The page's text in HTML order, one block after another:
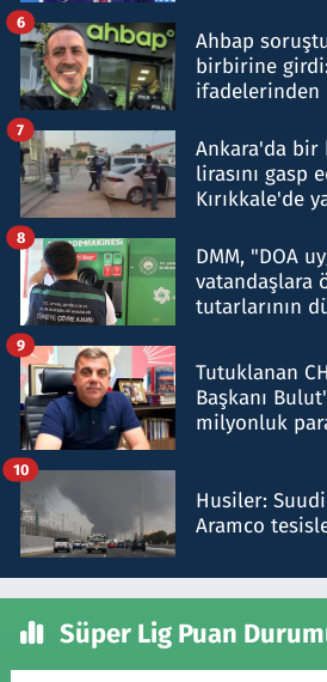
Ahbap
birbirine
ifadelerinden
6
Ankara'da
lirasını gasp
Kırıkkale'de
7
DMM, "DOA
vatandaşlara
tutarlarının
8
Tutuklanan
Başkanı
milyonluk
9
Husiler:
Aramco
10
Süper Lig Puan